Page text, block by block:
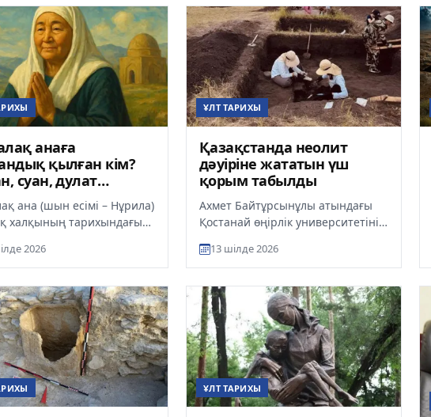
анаға
қылған кім?
суан, дулат
кімнен
ана (шын есімі – Нұрила)
халқының тарихындағы
Ясауидің қы...
2026
ҰЛТ ТАРИХЫ
Қазақстанда неолит
дәуіріне жататын үш
қорым табылды
Ахмет Байтұрсынұлы атындағы
Қостанай өңірлік университетінің
Әулиекөл ауданында жүргізілг...
13 шілде 2026
ҰЛТ ТАРИХЫ